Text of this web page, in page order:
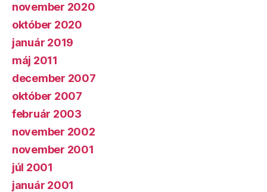
november 2020
október 2020
január 2019
máj 2011
december 2007
október 2007
február 2003
november 2002
november 2001
júl 2001
január 2001